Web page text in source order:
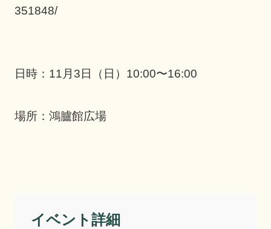
351848/
日時：11月3日（日）10:00〜16:00
場所：鴻臚館広場
イベント詳細